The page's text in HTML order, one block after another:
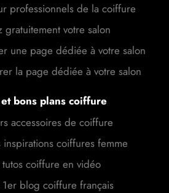
professionnels de la coiffure
gratuitement votre salon
une page dédiée à votre salon
la page dédiée à votre salon
bons plans coiffure
accessoires de coiffure
coiffures femme
tutos coiffure en vidéo
blog coiffure français